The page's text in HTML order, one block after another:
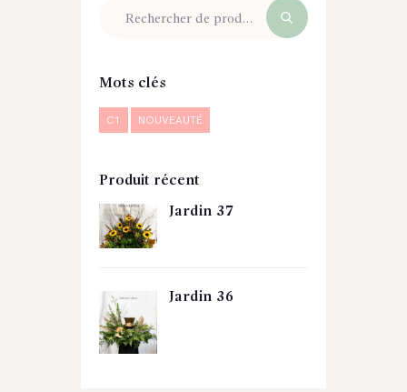
Mots clés
C1 NOUVEAUTÉ
Produit récent
Jardin 37
Jardin 36